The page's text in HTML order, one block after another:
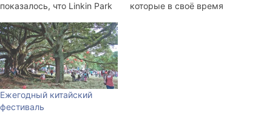
показалось, что Linkin Park
научились играть на
пианино и делать круто
руками, оказалось, это не
так уж далеко от истины.
Солист, Chester Bennington,
автор музыки и слов —
классический персонаж
истории американской
которые в своё время
Ежегодный китайский
фестиваль